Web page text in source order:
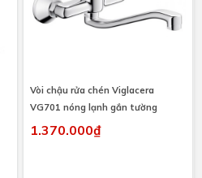
Vòi chậu rửa chén Viglacera
VG701 nóng lạnh gắn tường
1.370.000₫